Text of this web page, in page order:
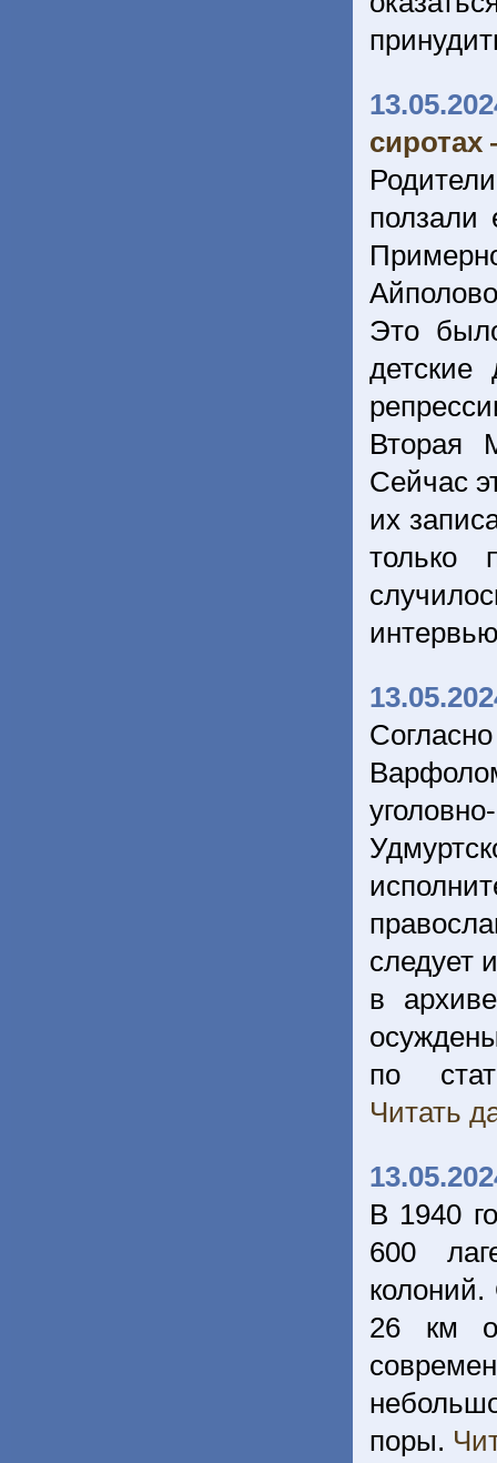
ползали
Это
детские
Вторая
Сейчас
их
только
следует
в
по
Читать
В 1940
600
колоний.
26 км
поры.